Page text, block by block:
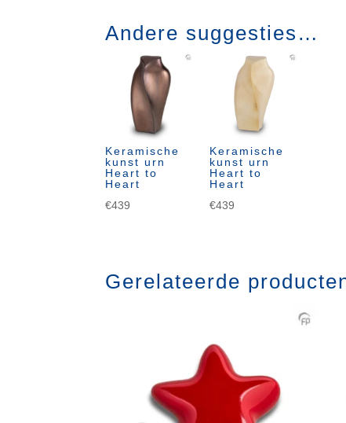
Andere suggesties…
Keramische
kunst urn
Heart to
Heart
€439
Keramische
kunst urn
Heart to
Heart
€439
Gerelateerde